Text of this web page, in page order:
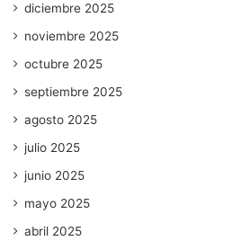
diciembre 2025
noviembre 2025
octubre 2025
septiembre 2025
agosto 2025
julio 2025
junio 2025
mayo 2025
abril 2025